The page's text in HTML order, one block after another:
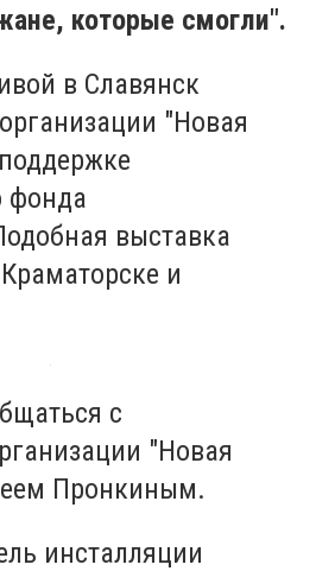
которые смогли".
в Славянск
"Новая
фонда
выставка
и
с
"Новая
Пронкиным.
инсталляции